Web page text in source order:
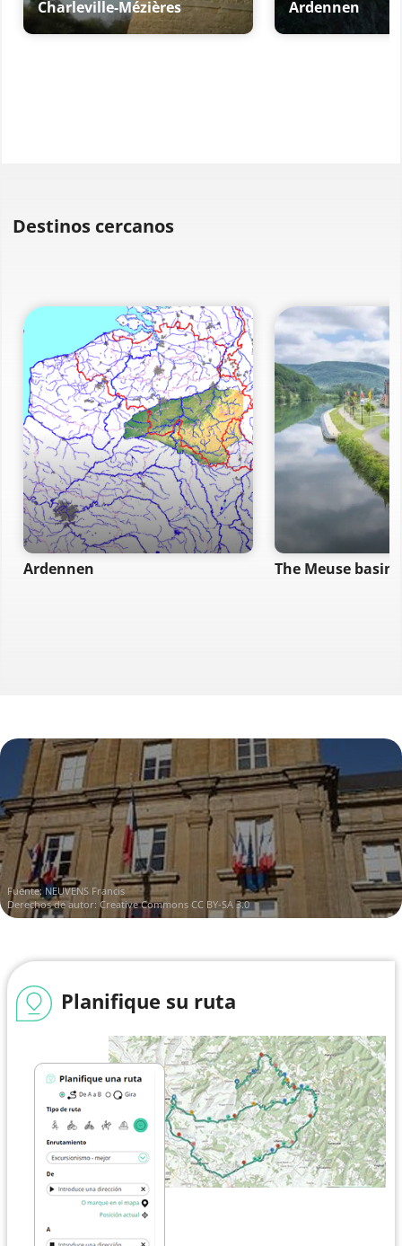
Charleville-Mézières
Ardennen
Destinos cercanos
Ardennen The Meuse basin
Fuente: NEUVENS Francis
Derechos de autor: Creative Commons CC BY-SA 3.0
Planifique su ruta